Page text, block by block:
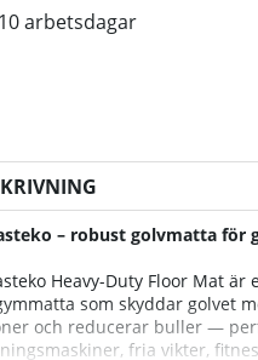
arbetsdagar
– robust golvmatta för
Heavy-Duty Floor Mat är
som skyddar golvet
och reducerar buller —
fria vikter,